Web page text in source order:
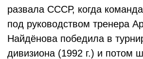
развала СССР, когда
под руководством тренера
Найдёнова победила в
дивизиона (1992 г.) и потом